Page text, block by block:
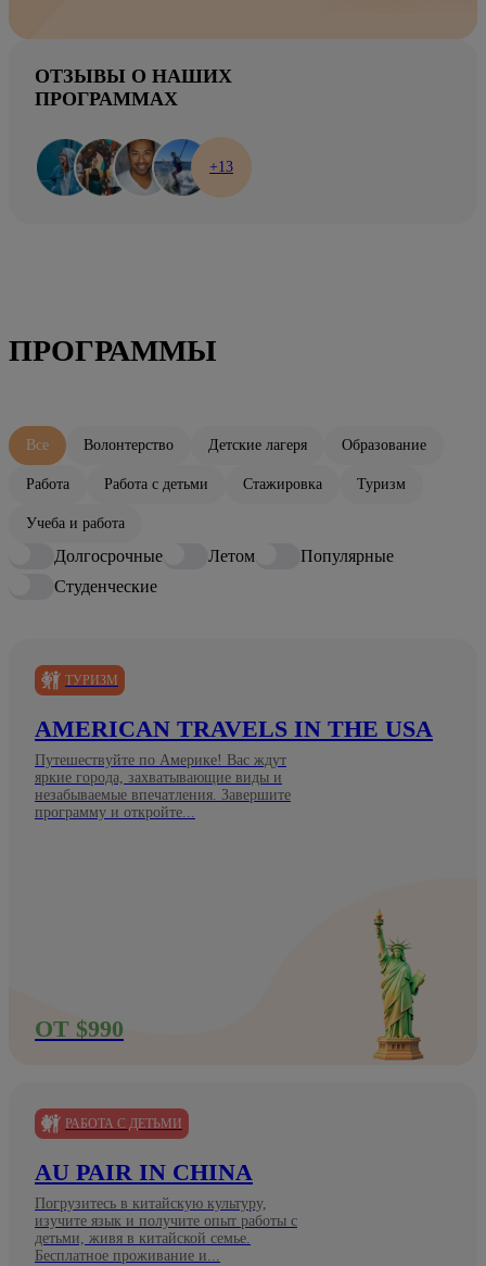
ОТЗЫВЫ О НАШИХ
ПРОГРАММАХ
+13
ПРОГРАММЫ
Все Волонтерство Детские лагеря Образование
Работа Работа с детьми Стажировка Туризм
Учеба и работа
Долгосрочные Летом
Популярные
Студенческие
ТУРИЗМ
AMERICAN TRAVELS IN THE USA
Путешествуйте по Америке! Вас ждут
яркие города, захватывающие виды и
незабываемые впечатления. Завершите
программу и откройте...
ОТ $990
РАБОТА С ДЕТЬМИ
AU PAIR IN CHINA
Погрузитесь в китайскую культуру,
изучите язык и получите опыт работы с
детьми, живя в китайской семье.
Бесплатное проживание и...